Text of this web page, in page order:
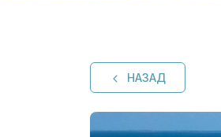
НАЗАД